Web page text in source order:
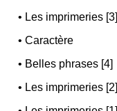
• Les imprimeries [3]
•Caractère
• Belles phrases [4]
• Les imprimeries [2]